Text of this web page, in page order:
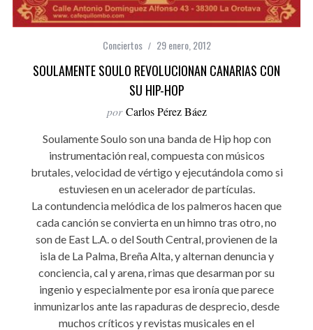
Conciertos 29 enero, 2012
SOULAMENTE SOULO REVOLUCIONAN CANARIAS CON
SU HIP-HOP
por Carlos Pérez Báez
Soulamente Soulo son una banda de Hip hop con
instrumentación real, compuesta con músicos
brutales, velocidad de vértigo y ejecutándola como si
estuviesen en un acelerador de partículas.
La contundencia melódica de los palmeros hacen que
cada canción se convierta en un himno tras otro, no
son de East L.A. o del South Central, provienen de la
isla de La Palma, Breña Alta, y alternan denuncia y
conciencia, cal y arena, rimas que desarman por su
ingenio y especialmente por esa ironía que parece
inmunizarlos ante las rapaduras de desprecio, desde
muchos críticos y revistas musicales en el